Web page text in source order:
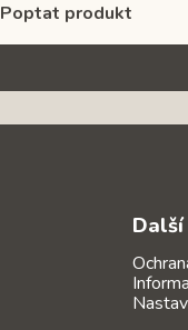
Poptat produkt
Další